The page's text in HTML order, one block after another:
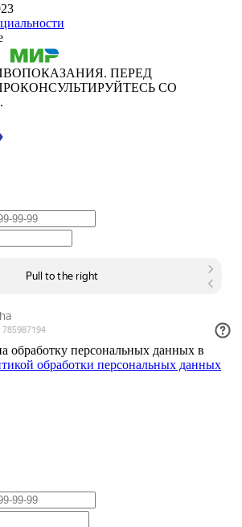
ПЕРЕД
СО
обработку персональных данных в
обработки персональных данных